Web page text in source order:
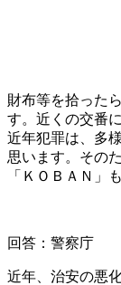
財布等を拾った
す。近くの交番
近年犯罪は、多
思います。その
「ＫＯＢＡＮ」
回答：警察庁
近年、治安の悪